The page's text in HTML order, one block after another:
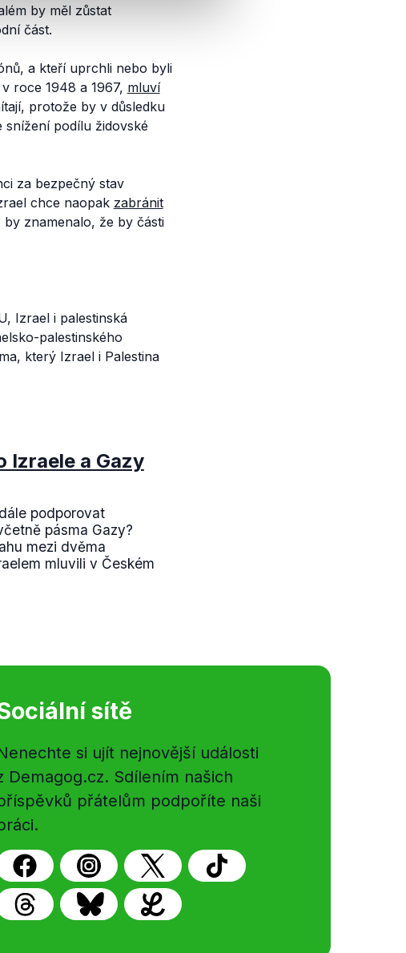
by měl zůstat
část.
a kteří uprchli nebo byli
roce 1948 a 1967, mluví
protože by v důsledku
podílu židovské
za bezpečný stav
chce naopak zabránit
znamenalo, že by části
Izrael i palestinská
palestinského
který Izrael i Palestina
Izraele a Gazy
podporovat
pásma Gazy?
mezi dvěma
mluvili v Českém
sítě
si ujít nejnovější události
Demagog.cz. Sdílením našich
přátelům podpoříte naši